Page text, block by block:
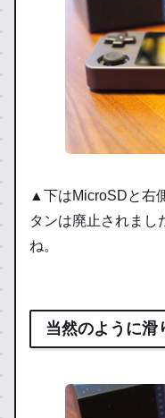
▲下はMicroSDと右
タンは廃止されまし
ね。
当然のように滑